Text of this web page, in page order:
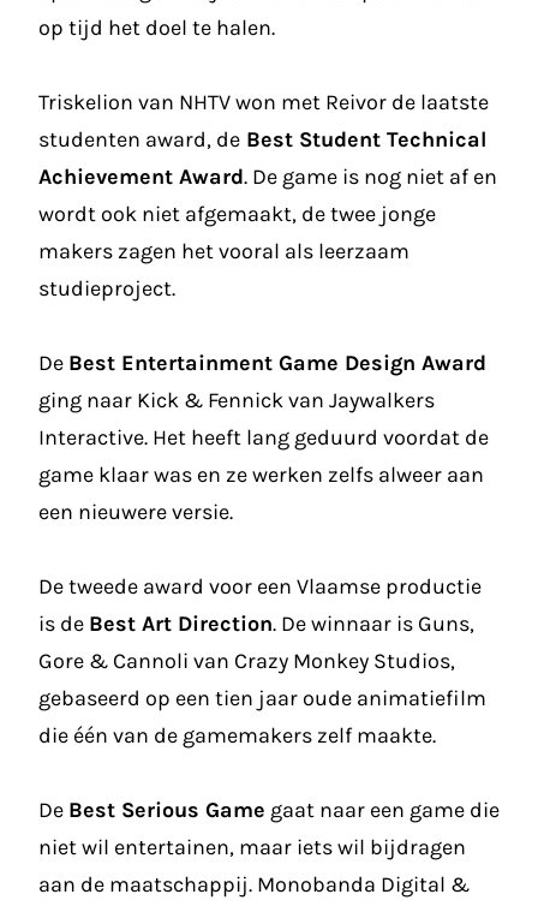
op tijd het doel te halen.
Triskelion van NHTV won met Reivor de laatste
studenten award, de Best Student Technical
Achievement Award. De game is nog niet af en
wordt ook niet afgemaakt, de twee jonge
makers zagen het vooral als leerzaam
studieproject.
De Best Entertainment Game Design Award
ging naar Kick & Fennick van Jaywalkers
Interactive. Het heeft lang geduurd voordat de
game klaar was en ze werken zelfs alweer aan
een nieuwere versie.
De tweede award voor een Vlaamse productie
is de Best Art Direction. De winnaar is Guns,
Gore & Cannoli van Crazy Monkey Studios,
gebaseerd op een tien jaar oude animatiefilm
die één van de gamemakers zelf maakte.
De Best Serious Game gaat naar een game die
niet wil entertainen, maar iets wil bijdragen
aan de maatschappij. Monobanda Digital &